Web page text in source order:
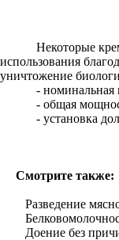
Некоторые
использования
уничтожение
- номинальная
- общая мощность
- установка
Смотрите также:
Разведение
Доение без